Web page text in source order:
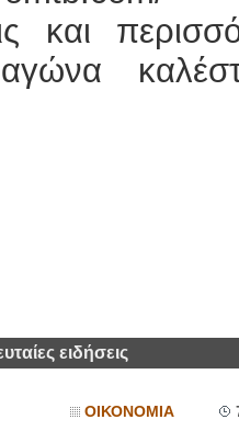
και
ειδήσεις
ΟΙΚΟΝΟΜΙΑ